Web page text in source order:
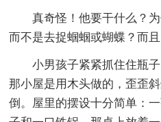
真奇怪！他要干什么？
而不是去捉蝈蝈或蝴蝶？而
小男孩子紧紧抓住住瓶
那小屋是用木头做的，歪歪
倒。屋里的摆设十分简单：